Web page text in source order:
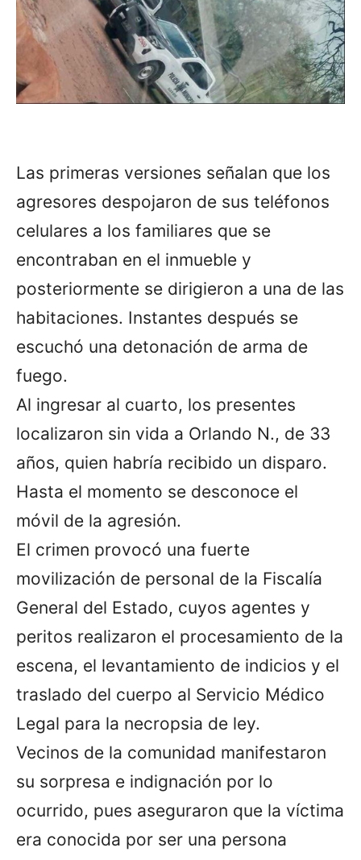
Las primeras versiones señalan que los
agresores despojaron de sus teléfonos
celulares a los familiares que se
encontraban en el inmueble y
posteriormente se dirigieron a una de las
habitaciones. Instantes después se
escuchó una detonación de arma de
fuego.
Al ingresar al cuarto, los presentes
localizaron sin vida a Orlando N., de 33
años, quien habría recibido un disparo.
Hasta el momento se desconoce el
móvil de la agresión.
El crimen provocó una fuerte
movilización de personal de la Fiscalía
General del Estado, cuyos agentes y
peritos realizaron el procesamiento de la
escena, el levantamiento de indicios y el
traslado del cuerpo al Servicio Médico
Legal para la necropsia de ley.
Vecinos de la comunidad manifestaron
su sorpresa e indignación por lo
ocurrido, pues aseguraron que la víctima
era conocida por ser una persona